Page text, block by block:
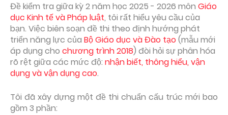
Đề kiểm tra giữa kỳ 2 năm học 2025 - 2026 môn Giáo
dục Kinh tế và Pháp luật, tôi rất hiểu yêu cầu của
bạn. Việc biên soạn đề thi theo định hướng phát
triển năng lực của Bộ Giáo dục và Đào tạo(mẫu mới
áp dụng cho chương trình 2018) đòi hỏi sự phân hóa
rõ rệt giữa các mức độ: nhận biết, thông hiểu, vận
dụng và vận dụng cao.
Tôi đã xây dựng một đề thi chuẩn cấu trúc mới bao
gồm 3 phần: